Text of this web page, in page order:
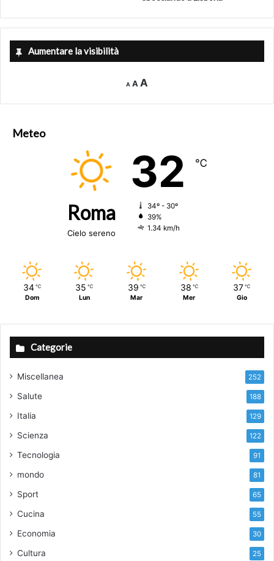
Aumentare la visibilità
A
Decrease
font
A Reset
size.
A
Meteo
Roma
Cielo sereno
32 ℃
34º - 30º
39%
1.34 km/h
34 ℃
Dom
35 ℃
Lun
39 ℃
Mar
38 ℃
Mer
37 ℃
Gio
Categorie
Miscellanea 252
Salute 188
Italia 129
Scienza 122
Tecnologia 91
mondo 81
Sport 65
Cucina 55
Economia 30
Cultura 25